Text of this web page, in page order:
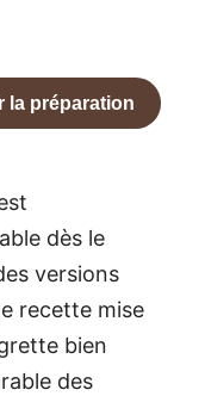
la préparation
dès le
versions
recette mise
bien
des